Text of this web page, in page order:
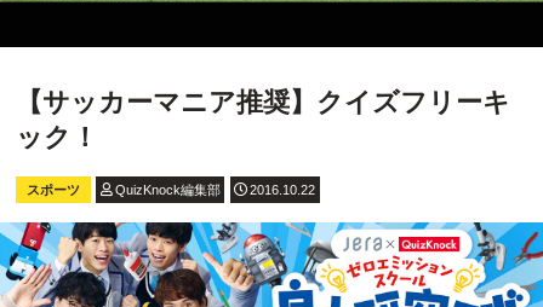
【サッカーマニア推奨】クイズフリーキ
ック！
スポーツ QuizKnock編集部 2016.10.22